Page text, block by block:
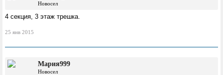
Новосел
4 секция, 3 этаж трешка.
25 янв 2015
Мария999
Новосел